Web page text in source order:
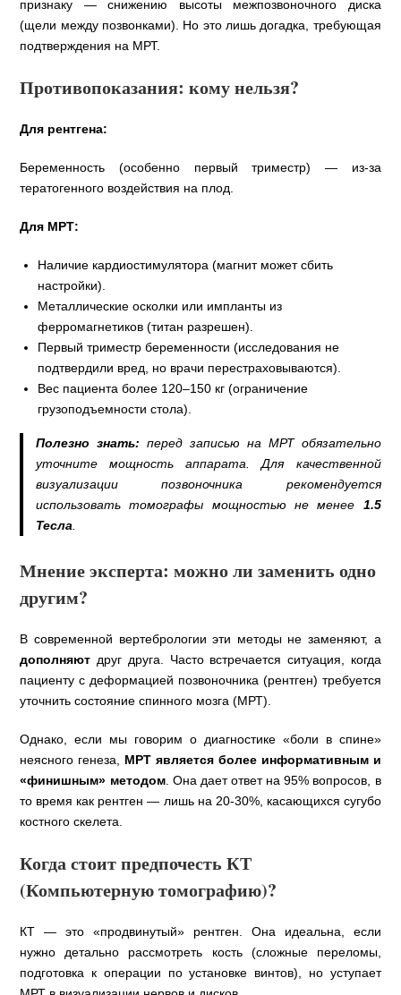
признаку — снижению высоты межпозвоночного диска
(щели между позвонками). Но это лишь догадка, требующая
подтверждения на МРТ.
Противопоказания: кому нельзя?
Для рентгена:
Беременность (особенно первый триместр) — из-за
тератогенного воздействия на плод.
Для МРТ:
Наличие кардиостимулятора (магнит может сбить
настройки).
Металлические осколки или импланты из
ферромагнетиков (титан разрешен).
Первый триместр беременности (исследования не
подтвердили вред, но врачи перестраховываются).
Вес пациента более 120–150 кг (ограничение
грузоподъемности стола).
Полезно знать: перед записью на МРТ обязательно
уточните мощность аппарата. Для качественной
визуализации позвоночника рекомендуется
использовать томографы мощностью не менее 1.5
Тесла
Мнение эксперта: можно ли заменить одно
другим?
В современной вертебрологии эти методы не заменяют, а
дополняют друг друга. Часто встречается ситуация, когда
пациенту с деформацией позвоночника (рентген) требуется
уточнить состояние спинного мозга (МРТ).
Однако, если мы говорим о диагностике «боли в спине»
неясного генеза, МРТ является более информативным и
«финишным» методом. Она дает ответ на 95% вопросов, в
то время как рентген — лишь на 20-30%, касающихся сугубо
костного скелета.
Когда стоит предпочесть КТ
(Компьютерную томографию)?
КТ — это «продвинутый» рентген. Она идеальна, если
нужно детально рассмотреть кость (сложные переломы,
подготовка к операции по установке винтов), но уступает